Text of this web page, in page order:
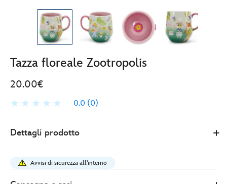
Tazza floreale Zootropolis
20.00€
0.0 (0)
Store
20.00
floreale-
zootropolis-
Dettagli prodotto
Avvisi di sicurezza all'interno